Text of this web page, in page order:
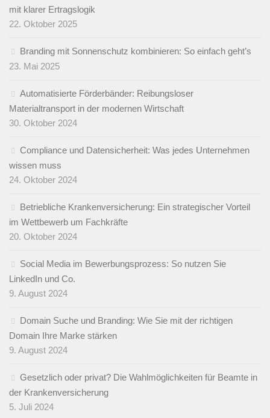
mit klarer Ertragslogik
22. Oktober 2025
Branding mit Sonnenschutz kombinieren: So einfach geht’s
23. Mai 2025
Automatisierte Förderbänder: Reibungsloser
Materialtransport in der modernen Wirtschaft
30. Oktober 2024
Compliance und Datensicherheit: Was jedes Unternehmen
wissen muss
24. Oktober 2024
Betriebliche Krankenversicherung: Ein strategischer Vorteil
im Wettbewerb um Fachkräfte
20. Oktober 2024
Social Media im Bewerbungsprozess: So nutzen Sie
LinkedIn und Co.
9. August 2024
Domain Suche und Branding: Wie Sie mit der richtigen
Domain Ihre Marke stärken
9. August 2024
Gesetzlich oder privat? Die Wahlmöglichkeiten für Beamte in
der Krankenversicherung
5. Juli 2024